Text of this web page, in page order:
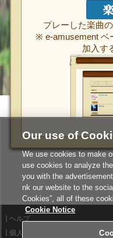
プレーした楽曲
※ e-amusement ベ
加入す
ヘルプ
個人情報等保護方針
Our use of
We use cookies to make
use cookies to analyze
you with the
nk our website to the
Cookies”, all of these
Cookie Notice